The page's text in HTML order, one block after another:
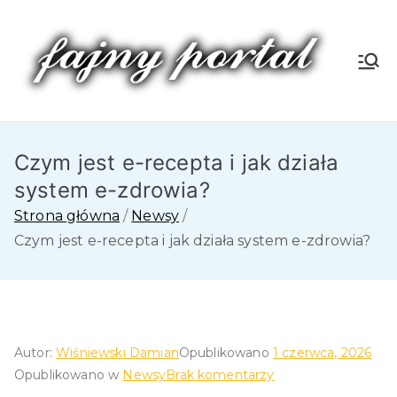
treści
Fa
jn
Czym jest e-recepta i jak działa
system e-zdrowia?
Strona główna
Newsy
Czym jest e-recepta i jak działa system e-zdrowia?
Autor:Wiśniewski DamianOpublikowano 1 czerwca, 2026
Opublikowano w NewsyBrak komentarzydo